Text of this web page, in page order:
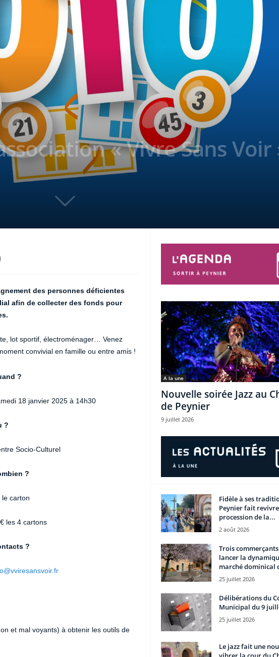
« Vivre Sans Voir
des personnes déficientes
afin de collecter des fonds pour
lot sportif, électroménager… Venez
convivial en famille ou entre amis !
?
18 janvier 2025 à 14h30
?
Socio-Culturel
?
le carton
les 4 cartons
?
et mal voyants) à obtenir les outils de
A la une
Nouvelle soirée Jazz au
de Peynier
9 juillet 2026
Fidèle à ses
Peynier fait
procession de la...
2 août 2026
Trois
lancer la
marché dominical
25 juillet 2026
Délibérations du
Municipal du 9
25 juillet 2026
Le jazz fait une